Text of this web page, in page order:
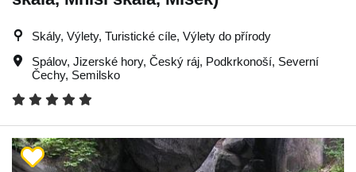
Skály, Výlety, Turistické cíle, Výlety do přírody
Spálov, Jizerské hory, Český ráj, Podkrkonoší, Severní
Čechy, Semilsko